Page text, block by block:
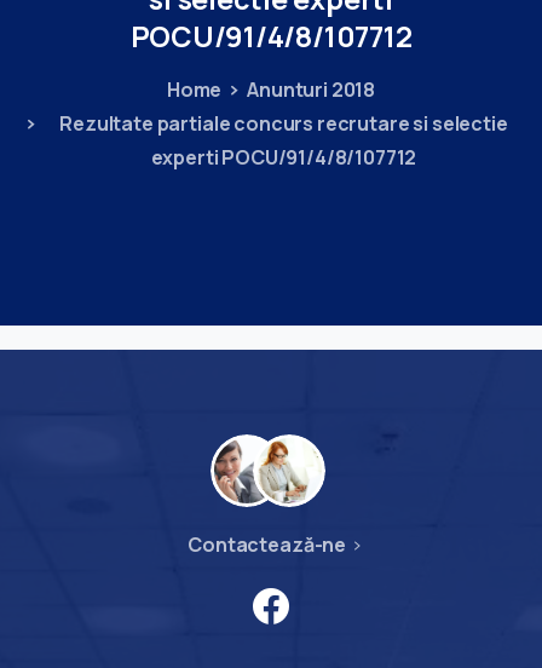
POCU/91/4/8/107712
Home
Anunturi 2018
Rezultate partiale concurs recrutare si selectie
experti POCU/91/4/8/107712
Contactează-ne